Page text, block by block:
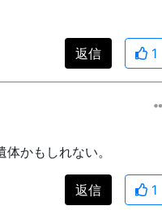
返信
1
かもしれない。
返信 1